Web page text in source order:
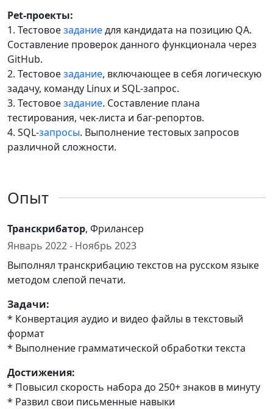
Pet-проекты:
1. Тестовоезаданиедля кандидата на позицию QA.
Составление проверок данного функционала через
GitHub.
2. Тестовоезадание, включающее в себя логическую
задачу, команду Linux и SQL-запрос.
3. Тестовоезадание. Составление плана
тестирования, чек-листа и баг-репортов.
4. SQL-запросы. Выполнение тестовых запросов
различной сложности.
Опыт
Транскрибатор, Фрилансер
Январь 2022 - Ноябрь 2023
Выполнял транскрибацию текстов на русском языке
методом слепой печати.
Задачи:
* Конвертация аудио и видео файлы в текстовый
формат
* Выполнение грамматической обработки текста
Достижения:
* Повысил скорость набора до 250+ знаков в минуту
* Развил свои письменные навыки